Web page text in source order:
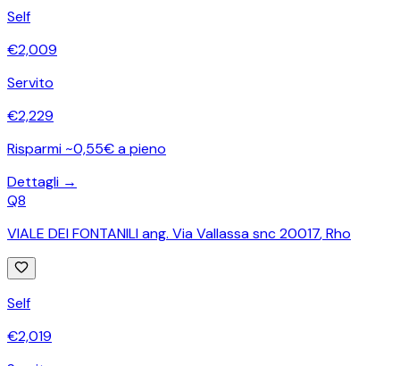
Self
€2,009
Servito
€2,229
Risparmi ~0,55€ a pieno
Dettagli →
Q8
VIALE DEI FONTANILI ang. Via Vallassa snc 20017,Rho
Self
€2,019